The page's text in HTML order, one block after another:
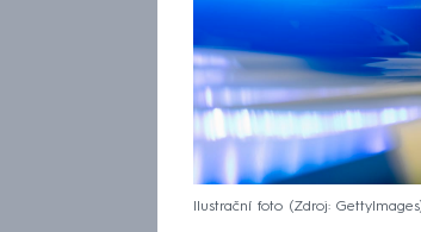
Ilustrační foto Zdroj: GettyImages